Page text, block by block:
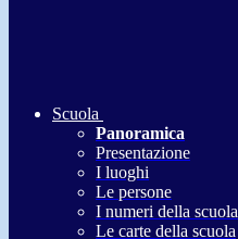
Scuola
Panoramica
Presentazione
I luoghi
Le persone
I numeri della scuola
Le carte della scuola